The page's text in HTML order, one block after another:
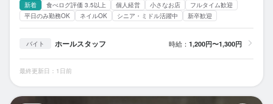
新着 食べログ評価 3.5以上 個人経営 小さなお店
フルタイム歓迎
平日のみ勤務OK
ネイルOK シニア・ミドル活躍中 新卒歓迎
バイト ホールスタッフ 時給： 1,200円〜1,300円
最終更新日：1日前